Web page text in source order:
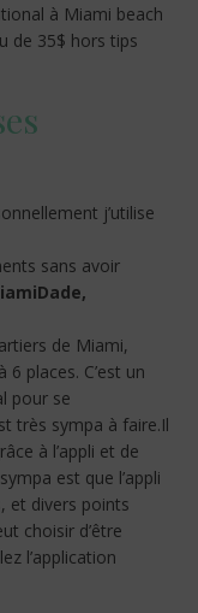
à Miami beach
de 35$ hors tips
j’utilise
sans avoir
de Miami,
à 6 places. C’est un
pour se
très sympa à faire.Il
à l’appli et de
est que l’appli
et divers points
choisir d’être
l’application